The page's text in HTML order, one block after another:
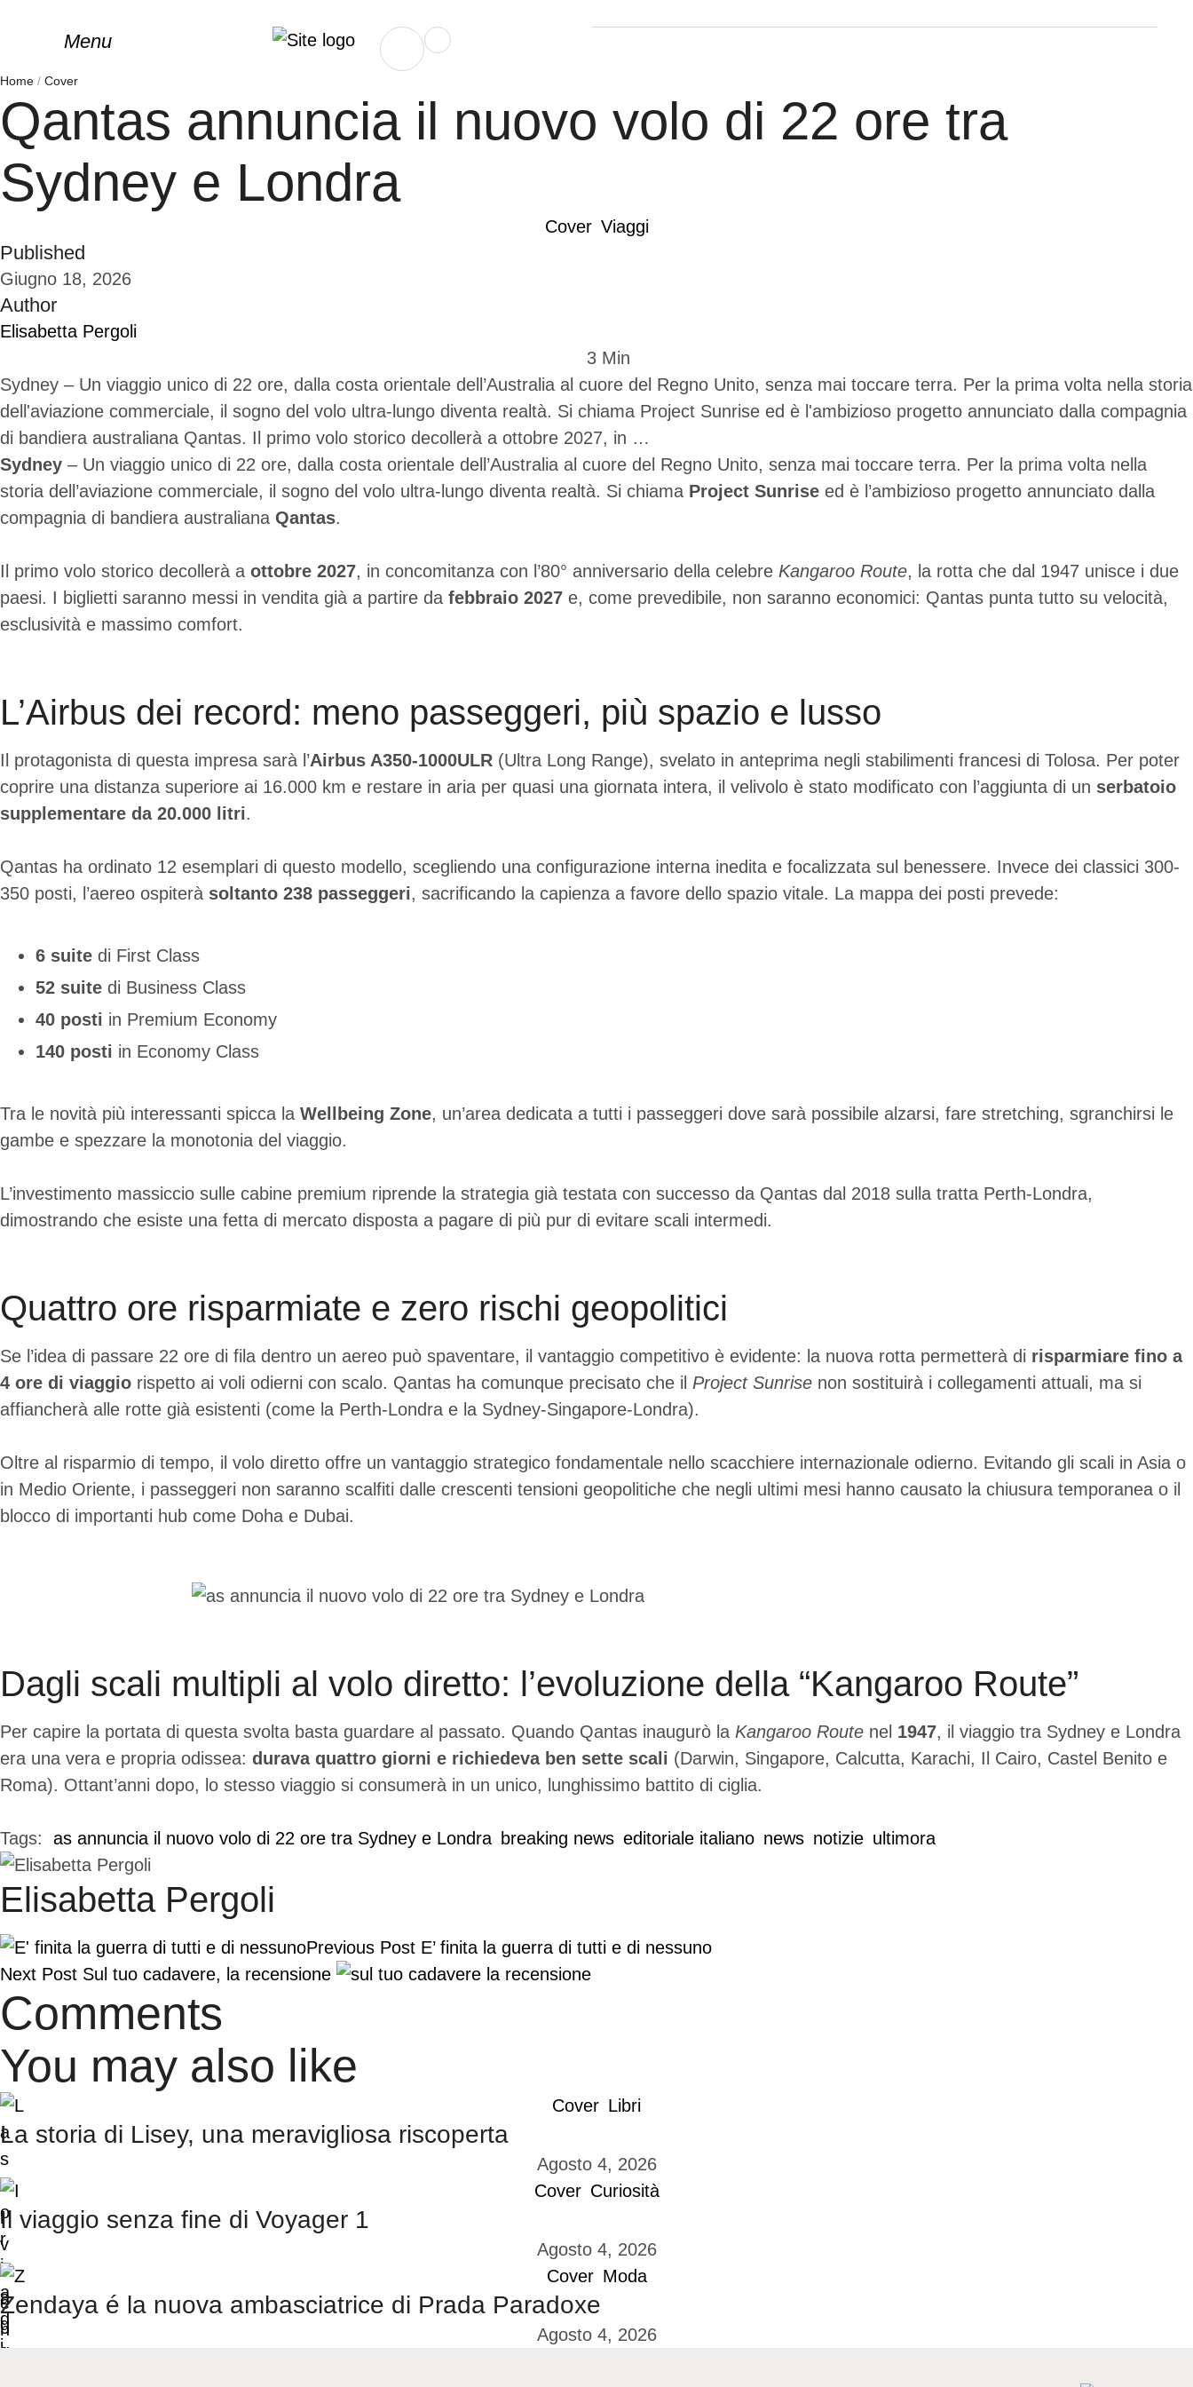
Menu
Home / Cover
Qantas annuncia il nuovo volo di 22 ore tra
Sydney e Londra
Cover Viaggi
Published
Giugno 18, 2026
Author
Elisabetta Pergoli
3 Min
Sydney – Un viaggio unico di 22 ore, dalla costa orientale dell’Australia al cuore del Regno Unito, senza mai toccare terra. Per la prima volta nella storia
dell'aviazione commerciale, il sogno del volo ultra-lungo diventa realtà. Si chiama Project Sunrise ed è l'ambizioso progetto annunciato dalla compagnia
di bandiera australiana Qantas. Il primo volo storico decollerà a ottobre 2027, in …
Sydney – Un viaggio unico di 22 ore, dalla costa orientale dell’Australia al cuore del Regno Unito, senza mai toccare terra. Per la prima volta nella
storia dell’aviazione commerciale, il sogno del volo ultra-lungo diventa realtà. Si chiama Project Sunrise ed è l’ambizioso progetto annunciato dalla
compagnia di bandiera australiana Qantas.
Il primo volo storico decollerà a ottobre 2027, in concomitanza con l’80° anniversario della celebre Kangaroo Route, la rotta che dal 1947 unisce i due
paesi. I biglietti saranno messi in vendita già a partire da febbraio 2027 e, come prevedibile, non saranno economici: Qantas punta tutto su velocità,
esclusività e massimo comfort.
L’Airbus dei record: meno passeggeri, più spazio e lusso
Il protagonista di questa impresa sarà l’Airbus A350-1000ULR (Ultra Long Range), svelato in anteprima negli stabilimenti francesi di Tolosa. Per poter
coprire una distanza superiore ai 16.000 km e restare in aria per quasi una giornata intera, il velivolo è stato modificato con l’aggiunta di un serbatoio
supplementare da 20.000 litri.
Qantas ha ordinato 12 esemplari di questo modello, scegliendo una configurazione interna inedita e focalizzata sul benessere. Invece dei classici 300-
350 posti, l’aereo ospiterà soltanto 238 passeggeri, sacrificando la capienza a favore dello spazio vitale. La mappa dei posti prevede:
6 suite di First Class
52 suite di Business Class
40 posti in Premium Economy
140 posti in Economy Class
Tra le novità più interessanti spicca la Wellbeing Zone, un’area dedicata a tutti i passeggeri dove sarà possibile alzarsi, fare stretching, sgranchirsi le
gambe e spezzare la monotonia del viaggio.
L’investimento massiccio sulle cabine premium riprende la strategia già testata con successo da Qantas dal 2018 sulla tratta Perth-Londra,
dimostrando che esiste una fetta di mercato disposta a pagare di più pur di evitare scali intermedi.
Quattro ore risparmiate e zero rischi geopolitici
Se l’idea di passare 22 ore di fila dentro un aereo può spaventare, il vantaggio competitivo è evidente: la nuova rotta permetterà di risparmiare fino a
4 ore di viaggio rispetto ai voli odierni con scalo. Qantas ha comunque precisato che il Project Sunrise non sostituirà i collegamenti attuali, ma si
affiancherà alle rotte già esistenti (come la Perth-Londra e la Sydney-Singapore-Londra).
Oltre al risparmio di tempo, il volo diretto offre un vantaggio strategico fondamentale nello scacchiere internazionale odierno. Evitando gli scali in Asia o
in Medio Oriente, i passeggeri non saranno scalfiti dalle crescenti tensioni geopolitiche che negli ultimi mesi hanno causato la chiusura temporanea o il
blocco di importanti hub come Doha e Dubai.
Dagli scali multipli al volo diretto: l’evoluzione della “Kangaroo Route”
Per capire la portata di questa svolta basta guardare al passato. Quando Qantas inaugurò la Kangaroo Route nel 1947, il viaggio tra Sydney e Londra
era una vera e propria odissea: durava quattro giorni e richiedeva ben sette scali (Darwin, Singapore, Calcutta, Karachi, Il Cairo, Castel Benito e
Roma). Ottant’anni dopo, lo stesso viaggio si consumerà in un unico, lunghissimo battito di ciglia.
Tags: as annuncia il nuovo volo di 22 ore tra Sydney e Londra breaking news editoriale italiano news notizie ultimora
Elisabetta Pergoli
Previous Post E’ finita la guerra di tutti e di nessuno
Next Post Sul tuo cadavere, la recensione
Comments
You may also like
Cover Libri
La storia di Lisey, una meravigliosa riscoperta
Agosto 4, 2026
Cover Curiosità
Il viaggio senza fine di Voyager 1
Agosto 4, 2026
Cover Moda
Zendaya é la nuova ambasciatrice di Prada Paradoxe
Agosto 4, 2026